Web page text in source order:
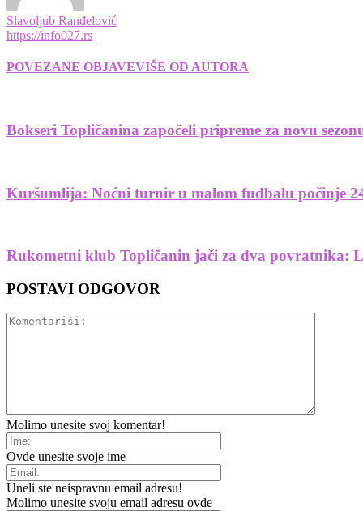
Slavoljub Ranđelović
https://info027.rs
POVEZANE OBJAVEVIŠE OD AUTORA
Bokseri Topličanina započeli pripreme za novu
Kuršumlija: Noćni turnir u malom fudbalu počinje
Rukometni klub Topličanin jači za dva povratnika:
POSTAVI ODGOVOR
Molimo unesite svoj komentar!
Ovde unesite svoje ime
Uneli ste neispravnu email adresu!
Molimo unesite svoju email adresu ovde